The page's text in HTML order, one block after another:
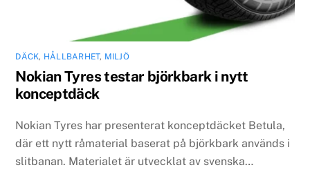
DÄCK, HÅLLBARHET, MILJÖ
Nokian Tyres testar björkbark i nytt
konceptdäck
Nokian Tyres har presenterat konceptdäcket Betula,
där ett nytt råmaterial baserat på björkbark används i
slitbanan. Materialet är utvecklat av svenska…